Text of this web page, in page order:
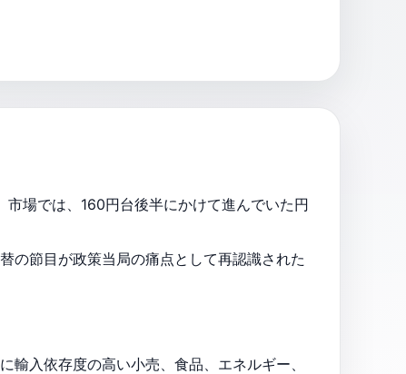
場では、160円台後半にかけて進んでいた円
の節目が政策当局の痛点として再認識された
入依存度の高い小売、食品、エネルギー、